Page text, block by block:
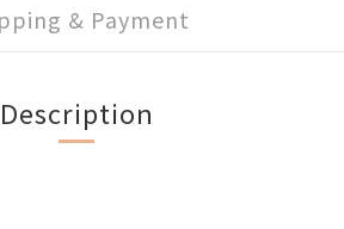
& Payment
Description